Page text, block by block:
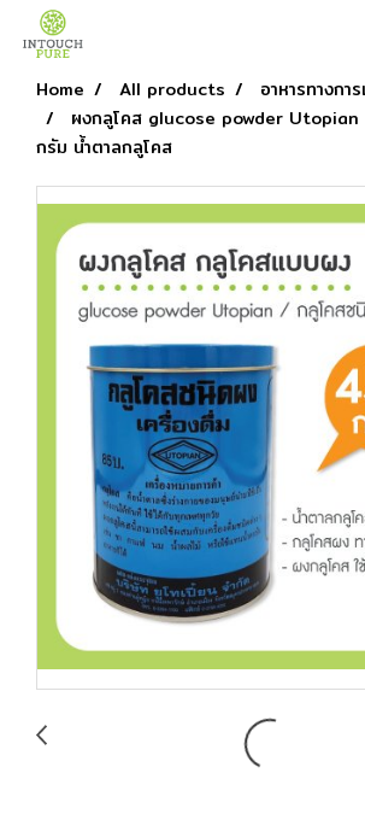
Home All products
อาหารทางกา
ผงกลูโคส glucose powder Utopian
กรัม น้ำตาลกลูโคส